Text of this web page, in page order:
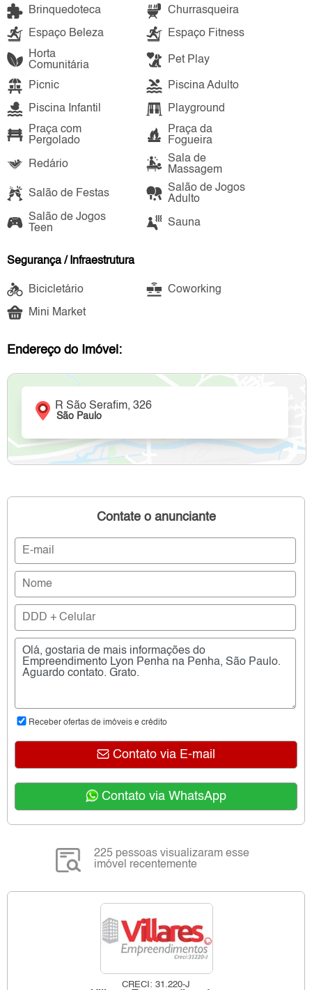
Brinquedoteca Churrasqueira
Espaço Beleza
Espaço Fitness
Horta
Comunitária
Pet Play
Picnic Piscina Adulto
Piscina Infantil
Playground
Praça com
Pergolado
Praça da
Fogueira
Redário
Sala de
Massagem
Salão de Festas
Salão de Jogos
Adulto
Salão de Jogos
Teen
Sauna
Segurança / Infraestrutura
Bicicletário Coworking
Mini Market
Endereço do Imóvel:
R São Serafim, 326
São Paulo
Contate o anunciante
Receber ofertas de imóveis e crédito
Contato via E-mail
Contato via WhatsApp
225 pessoas visualizaram esse
imóvel recentemente
CRECI: 31.220-J